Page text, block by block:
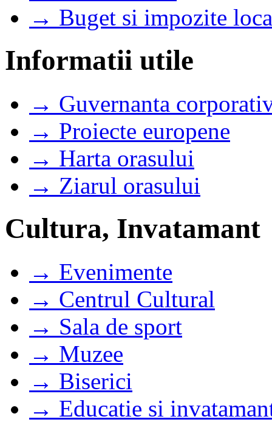
→ Buget si impozite
Informatii utile
→ Guvernanta
→ Proiecte europene
→ Harta orasului
→ Ziarul orasului
Cultura, Invatamant
→ Evenimente
→ Centrul Cultural
→ Sala de sport
→ Muzee
→ Biserici
→ Educatie si